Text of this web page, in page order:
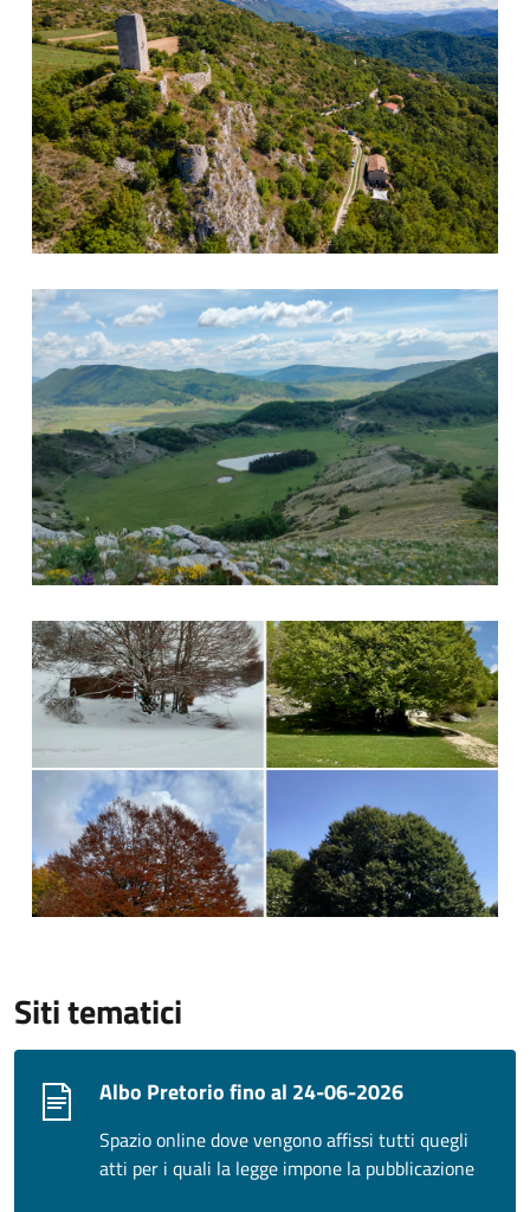
Altopiano di Cornino
Stagioni
Siti tematici
Albo Pretorio fino al 24-06-2026
Spazio online dove vengono affissi tutti quegli
atti per i quali la legge impone la pubblicazione